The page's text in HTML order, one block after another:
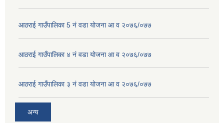
आठराई गाउँपालिका 5 नं वडा योजना आ व २०७६/०७७
आठराई गाउँपालिका ४ नं वडा योजना आ व २०७६/०७७
आठराई गाउँपालिका ३ नं वडा योजना आ व २०७६/०७७
अन्य